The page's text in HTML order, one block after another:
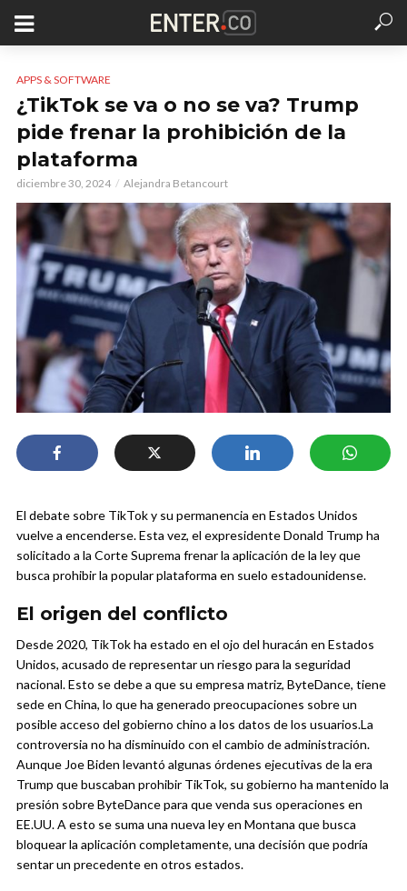
APPS & SOFTWARE
¿TikTok se va o no se va? Trump
pide frenar la prohibición de la
plataforma
diciembre 30, 2024 Alejandra Betancourt
El debate sobre TikTok y su permanencia en Estados Unidos
vuelve a encenderse. Esta vez, el expresidente Donald Trump ha
solicitado a la Corte Suprema frenar la aplicación de la ley que
busca prohibir la popular plataforma en suelo estadounidense.
El origen del conflicto
Desde 2020, TikTok ha estado en el ojo del huracán en Estados
Unidos, acusado de representar un riesgo para la seguridad
nacional. Esto se debe a que su empresa matriz, ByteDance, tiene
sede en China, lo que ha generado preocupaciones sobre un
posible acceso del gobierno chino a los datos de los usuarios.La
controversia no ha disminuido con el cambio de administración.
Aunque Joe Biden levantó algunas órdenes ejecutivas de la era
Trump que buscaban prohibir TikTok, su gobierno ha mantenido la
presión sobre ByteDance para que venda sus operaciones en
EE.UU. A esto se suma una nueva ley en Montana que busca
bloquear la aplicación completamente, una decisión que podría
sentar un precedente en otros estados.